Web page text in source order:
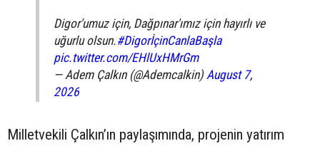
Digor'umuz için, Dağpınar'ımız için hayırlı ve
uğurlu olsun.#DigorİçinCanlaBaşla
pic.twitter.com/EHlUxHMrGm
— Adem Çalkın (@Ademcalkin)August 7,
2026
Milletvekili Çalkın’ın paylaşımında, projenin yatırım